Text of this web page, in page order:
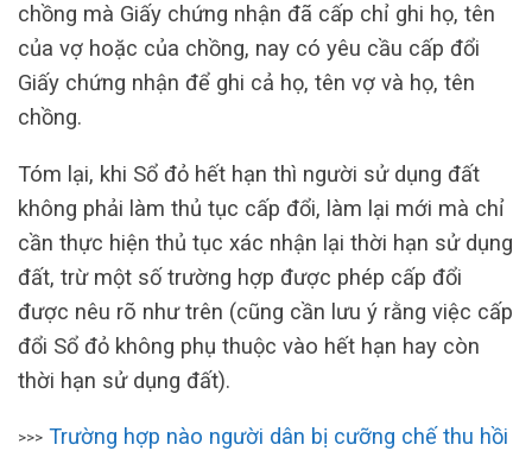
chồng mà Giấy chứng nhận đã cấp chỉ ghi họ, tên
của vợ hoặc của chồng, nay có yêu cầu cấp đổi
Giấy chứng nhận để ghi cả họ, tên vợ và họ, tên
chồng.
Tóm lại, khi Sổ đỏ hết hạn thì người sử dụng đất
không phải làm thủ tục cấp đổi, làm lại mới mà chỉ
cần thực hiện thủ tục xác nhận lại thời hạn sử dụng
đất, trừ một số trường hợp được phép cấp đổi
được nêu rõ như trên (cũng cần lưu ý rằng việc cấp
đổi Sổ đỏ không phụ thuộc vào hết hạn hay còn
thời hạn sử dụng đất).
>>> Trường hợp nào người dân bị cưỡng chế thu hồi